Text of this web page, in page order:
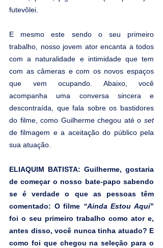
futevôlei.
E mesmo este sendo o seu primeiro
trabalho, nosso jovem ator encanta a todos
com a naturalidade e intimidade que tem
com as câmeras e com os novos espaços
que vem ocupando. Abaixo, você
acompanha uma conversa sincera e
descontraída, que fala sobre os bastidores
do filme, como Guilherme chegou até o
set
de filmagem e a aceitação do público pela
sua atuação.
ELIAQUIM BATISTA: Guilherme, gostaria
de começar o nosso bate-papo sabendo
se é verdade o que as pessoas têm
comentado: O filme “Ainda Estou Aqui”
foi o seu primeiro trabalho como ator e,
antes disso, você nunca tinha atuado? E
como foi que chegou na seleção para o